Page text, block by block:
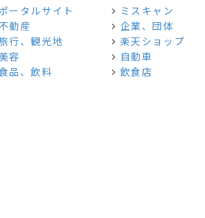
ータルサイト
ミスキャン
動産
企業、団体
行、観光地
楽天ショップ
容
自動車
品、飲料
飲食店